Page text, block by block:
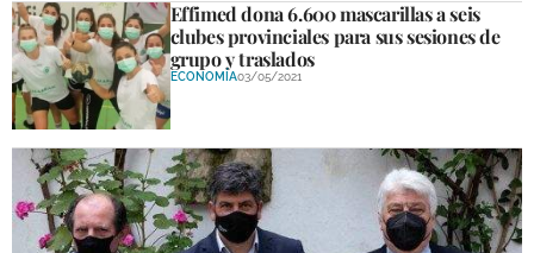
Effimed dona 6.600 mascarillas a seis
clubes provinciales para sus sesiones de
grupo y traslados
ECONOMÍA03/05/2021